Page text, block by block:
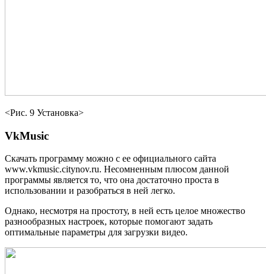
<Рис. 9 Установка>
VkMusic
Скачать программу можно с ее официального сайта
www.vkmusic.citynov.ru. Несомненным плюсом данной
программы является то, что она достаточно проста в
использовании и разобраться в ней легко.
Однако, несмотря на простоту, в ней есть целое множество
разнообразных настроек, которые помогают задать
оптимальные параметры для загрузки видео.